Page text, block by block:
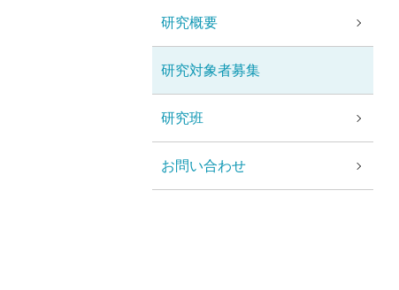
研究概要
研究対象者募集
研究班
お問い合わせ